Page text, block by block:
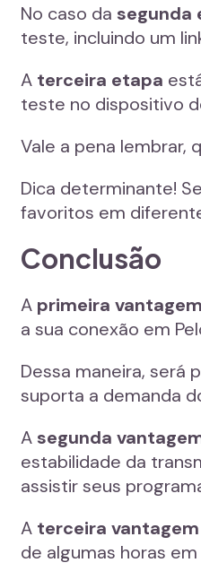
No caso da segunda
teste, incluindo um
A terceira etapa
teste no dispositivo
Vale a pena lembrar,
Dica determinante!
favoritos em
Conclusão
A primeira vantagem
a sua conexão em
Dessa maneira, será
suporta a demanda
A segunda
estabilidade da
assistir seus
A terceira vantagem
de algumas horas